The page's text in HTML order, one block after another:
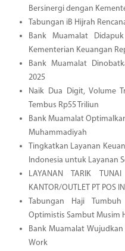
Bersinergi dengan
Tabungan iB Hijrah
Bank Muamalat
Kementerian Keuangan
Bank Muamalat
2025
Naik Dua Digit, Volume
Tembus Rp55 Triliun
Bank Muamalat
Muhammadiyah
Tingkatkan Layanan
Indonesia untuk Layanan
LAYANAN TARIK
KANTOR/OUTLET PT POS
Tabungan Haji
Optimistis Sambut Musim
Bank Muamalat
Work